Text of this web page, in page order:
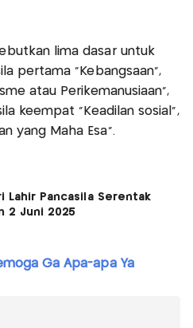
lima dasar untuk
pertama “Kebangsaan”,
atau Perikemanusiaan”,
keempat “Keadilan sosial”,
yang Maha Esa”.
Lahir Pancasila Serentak
2 Juni 2025
Ga Apa-apa Ya